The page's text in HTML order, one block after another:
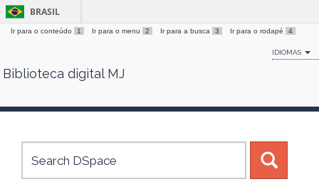
Skip
BRASIL
Ir para o conteúdo 1 Ir para o menu 2 Ir para a busca 3 Ir para o rodapé 4
IDIOMAS
Biblioteca digital MJ